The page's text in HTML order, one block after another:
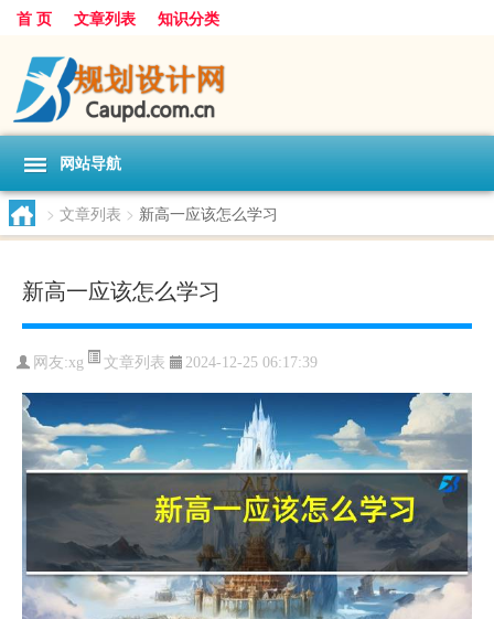
首 页 文章列表 知识分类
网站导航
> 文章列表 > 新高一应该怎么学习
新高一应该怎么学习
网友:xg 文章列表 2024-12-25 06:17:39